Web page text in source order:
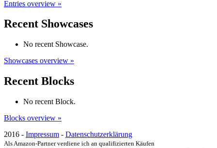
Entries overview »
Recent Showcases
No recent Showcase.
Showcases overview »
Recent Blocks
No recent Block.
Blocks overview »
2016 - Impressum - Datenschutzerklärung
Als Amazon-Partner verdiene ich an qualifizierten Käufen